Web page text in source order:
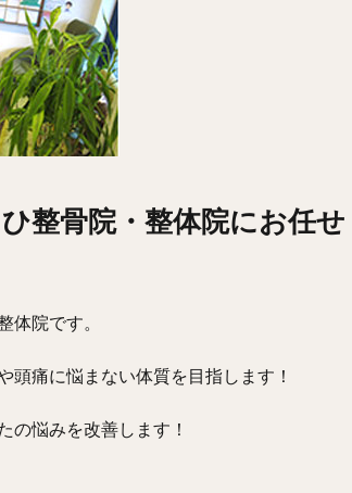
整骨院・整体院にお任せ
体院です。
痛に悩まない体質を目指します！
の悩みを改善します！